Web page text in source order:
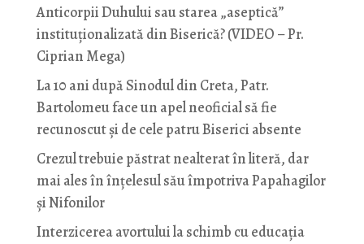
Anticorpii Duhului sau starea „aseptică”
instituționalizată din Biserică? (VIDEO – Pr.
Ciprian Mega)
La 10 ani după Sinodul din Creta, Patr.
Bartolomeu face un apel neoficial să fie
recunoscut și de cele patru Biserici absente
Crezul trebuie păstrat nealterat în literă, dar
mai ales în înțelesul său împotriva Papahagilor
și Nifonilor
Interzicerea avortului la schimb cu educaţia